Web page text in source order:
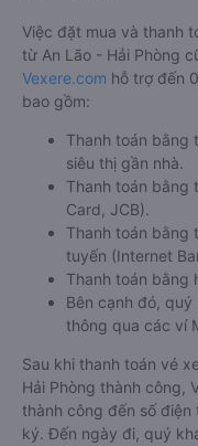
Việc đặt mua và thanh
từ An Lão - Hải Phòng
Vexere.com hỗ trợ đến
bao gồm:
Thanh toán bằng
siêu thị gần nhà.
Thanh toán bằng
Card, JCB).
Thanh toán bằng
tuyến (Internet
Thanh toán bằng
Bên cạnh đó,
thông qua các ví
Sau khi thanh toán vé
Hải Phòng thành công,
thành công đến số
ký. Đến ngày đi, quý